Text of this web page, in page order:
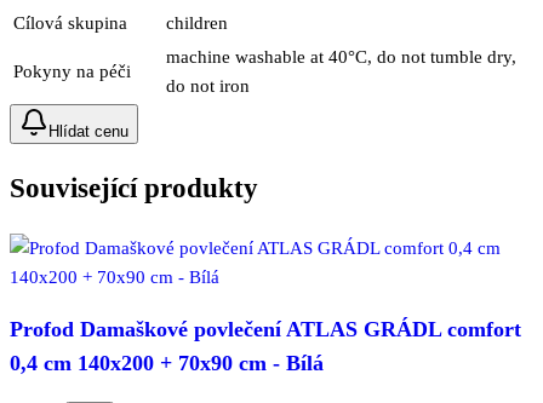
Cílová skupina
children
Pokyny na péči
machine washable at 40°C, do not tumble dry,
do not iron
Hlídat cenu
Související produkty
Profod Damaškové povlečení ATLAS GRÁDL comfort
0,4 cm 140x200 + 70x90 cm - Bílá